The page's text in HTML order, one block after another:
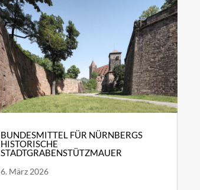
BUNDESMITTEL FÜR NÜRNBERGS
HISTORISCHE
STADTGRABENSTÜTZMAUER
6. März 2026